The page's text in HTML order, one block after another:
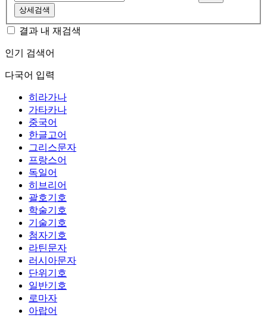
상세검색
결과 내 재검색
인기 검색어
다국어 입력
히라가나
가타카나
중국어
한글고어
그리스문자
프랑스어
독일어
히브리어
괄호기호
학술기호
기술기호
첨자기호
라틴문자
러시아문자
단위기호
일반기호
로마자
아랍어